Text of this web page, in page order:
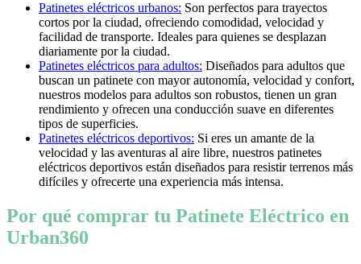
Patinetes eléctricos urbanos: Son perfectos para trayectos
cortos por la ciudad, ofreciendo comodidad, velocidad y
facilidad de transporte. Ideales para quienes se desplazan
diariamente por la ciudad.
Patinetes eléctricos para adultos: Diseñados para adultos que
buscan un patinete con mayor autonomía, velocidad y confort,
nuestros modelos para adultos son robustos, tienen un gran
rendimiento y ofrecen una conducción suave en diferentes
tipos de superficies.
Patinetes eléctricos deportivos: Si eres un amante de la
velocidad y las aventuras al aire libre, nuestros patinetes
eléctricos deportivos están diseñados para resistir terrenos más
difíciles y ofrecerte una experiencia más intensa.
Por qué comprar tu Patinete Eléctrico en
Urban360